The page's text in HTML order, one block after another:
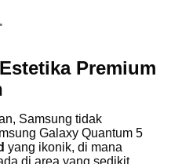
Premium
Samsung tidak
Galaxy Quantum 5
yang ikonik, di mana
di area yang sedikit